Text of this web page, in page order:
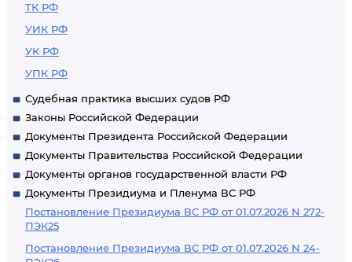
ТК РФ
УИК РФ
УК РФ
УПК РФ
Судебная практика высших судов РФ
Законы Российской Федерации
Документы Президента Российской Федерации
Документы Правительства Российской Федерации
Документы органов государственной власти РФ
Документы Президиума и Пленума ВС РФ
Постановление Президиума ВС РФ от 01.07.2026 N 272-
ПЭК25
Постановление Президиума ВС РФ от 01.07.2026 N 24-